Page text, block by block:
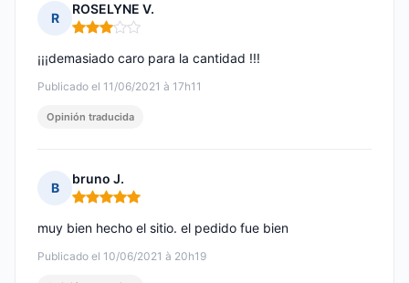
R
ROSELYNE V.
Nota: 3 de 5
Publicado el 11/06/2021 à 17h11
¡¡¡demasiado caro para la cantidad !!!
Opinión traducida
B
bruno J.
Nota: 5 de 5
Publicado el 10/06/2021 à 20h19
muy bien hecho el sitio. el pedido fue bien